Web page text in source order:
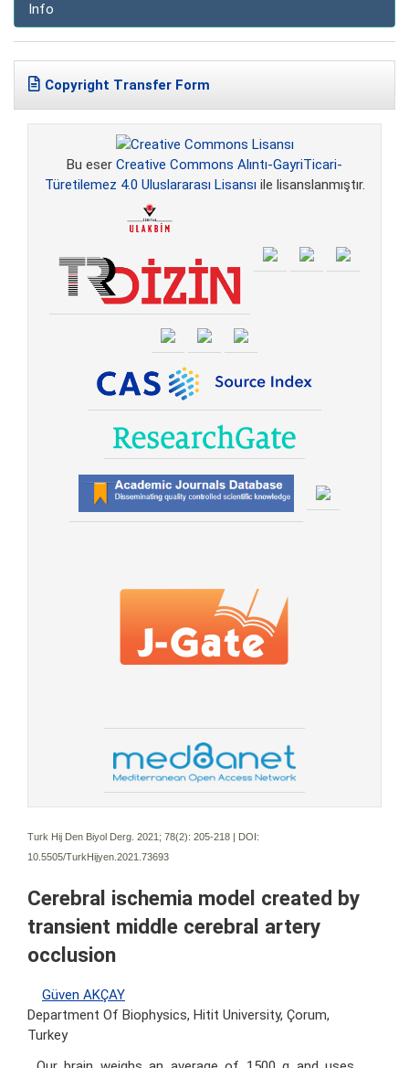
Info
Copyright Transfer Form
Bu eser Creative Commons Alıntı-GayriTicari-
Türetilemez 4.0 Uluslararası Lisansı ile lisanslanmıştır.
Turk Hij Den Biyol Derg. 2021; 78(2): 205-218 | DOI:
10.5505/TurkHijyen.2021.73693
Cerebral ischemia model created by
transient middle cerebral artery
occlusion
Güven AKÇAY
Department Of Biophysics, Hitit University, Çorum,
Turkey